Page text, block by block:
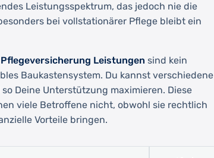
Leistungsspektrum, das jedoch nie die
bei vollstationärer Pflege bleibt ein
Pflegeversicherung Leistungen sind kein
Baukastensystem. Du kannst verschiedene
Deine Unterstützung maximieren. Diese
viele Betroffene nicht, obwohl sie rechtlich
Vorteile bringen.